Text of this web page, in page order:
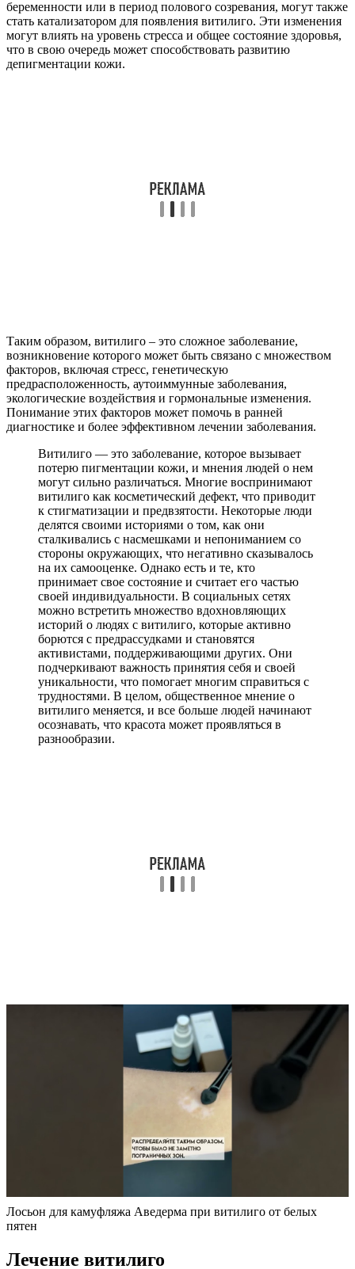
беременности или в период полового созревания, могут также
стать катализатором для появления витилиго. Эти изменения
могут влиять на уровень стресса и общее состояние здоровья,
что в свою очередь может способствовать развитию
депигментации кожи.
Таким образом, витилиго – это сложное заболевание,
возникновение которого может быть связано с множеством
факторов, включая стресс, генетическую
предрасположенность, аутоиммунные заболевания,
экологические воздействия и гормональные изменения.
Понимание этих факторов может помочь в ранней
диагностике и более эффективном лечении заболевания.
Витилиго — это заболевание, которое вызывает
потерю пигментации кожи, и мнения людей о нем
могут сильно различаться. Многие воспринимают
витилиго как косметический дефект, что приводит
к стигматизации и предвзятости. Некоторые люди
делятся своими историями о том, как они
сталкивались с насмешками и непониманием со
стороны окружающих, что негативно сказывалось
на их самооценке. Однако есть и те, кто
принимает свое состояние и считает его частью
своей индивидуальности. В социальных сетях
можно встретить множество вдохновляющих
историй о людях с витилиго, которые активно
борются с предрассудками и становятся
активистами, поддерживающими других. Они
подчеркивают важность принятия себя и своей
уникальности, что помогает многим справиться с
трудностями. В целом, общественное мнение о
витилиго меняется, и все больше людей начинают
осознавать, что красота может проявляться в
разнообразии.
Лосьон для камуфляжа Аведерма при витилиго от белых
пятен
Лечение витилиго